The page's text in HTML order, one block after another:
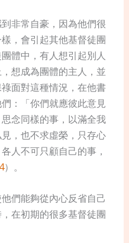
非常自豪，因為他們很
，會引起其他基督徒團
體中，有人想引起別人
想成為團體的主人，並
面對這種情況，在他書
：「你們就應彼此意見
念同樣的事，以滿全我
，也不求虛榮，只存心
人不可只顧自己的事，
）。
們能夠從內心反省自己
在初期的很多基督徒團